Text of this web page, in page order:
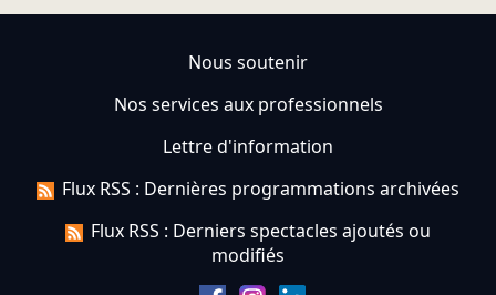
Nous soutenir
Nos services aux professionnels
Lettre d'information
Flux RSS : Dernières programmations archivées
Flux RSS : Derniers spectacles ajoutés ou
modifiés